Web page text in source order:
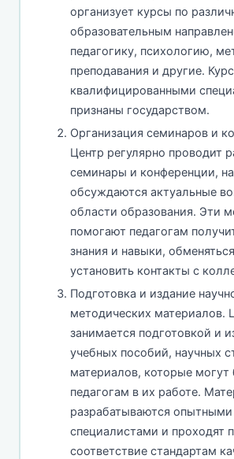
организует курсы по
образовательным
педагогику, психологию,
преподавания и другие.
квалифицированными
признаны государством.
Организация семинаров и
Центр регулярно проводит
семинары и конференции,
обсуждаются актуальные
области образования. Эти
помогают педагогам
знания и навыки,
установить контакты с
Подготовка и издание
методических материалов.
занимается подготовкой и
учебных пособий, научных
материалов, которые могут
педагогам в их работе.
разрабатываются опытными
специалистами и проходят
соответствие стандартам